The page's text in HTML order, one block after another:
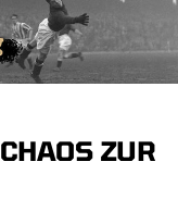
ZUR